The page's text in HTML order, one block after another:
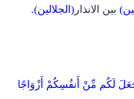
بين الانذار (الجلالين).
لَكُم مِّنْ أَنفُسِكُمْ أَزْوَاجًا